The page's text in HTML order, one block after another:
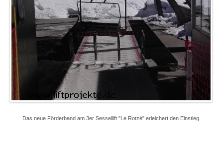
Das neue Förderband am 3er Sessellift "Le Rotzé" erleichert den Einstieg.